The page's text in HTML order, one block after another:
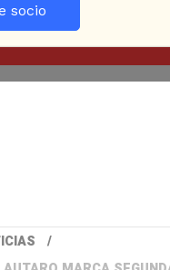
socio